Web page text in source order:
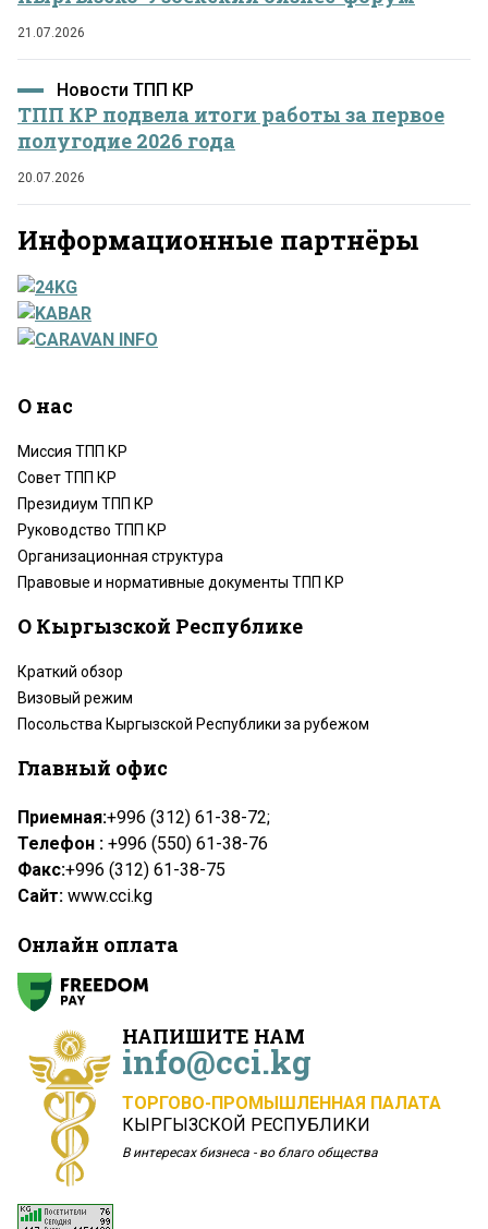
21.07.2026
Новости ТПП КР
ТПП КР подвела итоги работы за первое
полугодие 2026 года
20.07.2026
Информационные партнёры
НАПИШИТЕ НАМ
info@cci.kg
ТОРГОВО-ПРОМЫШЛЕННАЯ ПАЛАТА
КЫРГЫЗСКОЙ РЕСПУБЛИКИ
В интересах бизнеса - во благо общества
О нас
Миссия ТПП КР
Совет ТПП КР
Президиум ТПП КР
Руководство ТПП КР
Организационная структура
Правовые и нормативные документы ТПП КР
О Кыргызской Республике
Краткий обзор
Визовый режим
Посольства Кыргызской Республики за рубежом
Главный офис
Приемная:+996 (312) 61-38-72;
Телефон : +996 (550) 61-38-76
Факс:+996 (312) 61-38-75
Сайт: www.cci.kg
Онлайн оплата